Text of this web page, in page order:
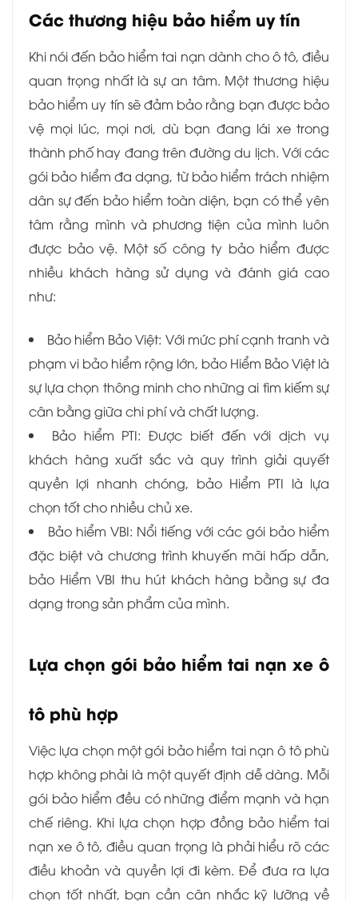
Các thương hiệu bảo hiểm uy tín
Khi nói đến bảo hiểm tai nạn dành cho ô tô, điều
quan trọng nhất là sự an tâm. Một thương hiệu
bảo hiểm uy tín sẽ đảm bảo rằng bạn được bảo
vệ mọi lúc, mọi nơi, dù bạn đang lái xe trong
thành phố hay đang trên đường du lịch. Với các
gói bảo hiểm đa dạng, từ bảo hiểm trách nhiệm
dân sự đến bảo hiểm toàn diện, bạn có thể yên
tâm rằng mình và phương tiện của mình luôn
được bảo vệ. Một số công ty bảo hiểm được
nhiều khách hàng sử dụng và đánh giá cao
như:
Bảo hiểm Bảo Việt: Với mức phí cạnh tranh và
phạm vi bảo hiểm rộng lớn, bảo Hiểm Bảo Việt là
sự lựa chọn thông minh cho những ai tìm kiếm sự
cân bằng giữa chi phí và chất lượng.
Bảo hiểm PTI: Được biết đến với dịch vụ
khách hàng xuất sắc và quy trình giải quyết
quyền lợi nhanh chóng, bảo Hiểm PTI là lựa
chọn tốt cho nhiều chủ xe.
Bảo hiểm VBI: Nổi tiếng với các gói bảo hiểm
đặc biệt và chương trình khuyến mãi hấp dẫn,
bảo Hiểm VBI thu hút khách hàng bằng sự đa
dạng trong sản phẩm của mình.
Lựa chọn gói bảo hiểm tai nạn xe ô
tô phù hợp
Việc lựa chọn một gói bảo hiểm tai nạn ô tô phù
hợp không phải là một quyết định dễ dàng. Mỗi
gói bảo hiểm đều có những điểm mạnh và hạn
chế riêng. Khi lựa chọn hợp đồng bảo hiểm tai
nạn xe ô tô, điều quan trọng là phải hiểu rõ các
điều khoản và quyền lợi đi kèm. Để đưa ra lựa
chọn tốt nhất, bạn cần cân nhắc kỹ lưỡng về